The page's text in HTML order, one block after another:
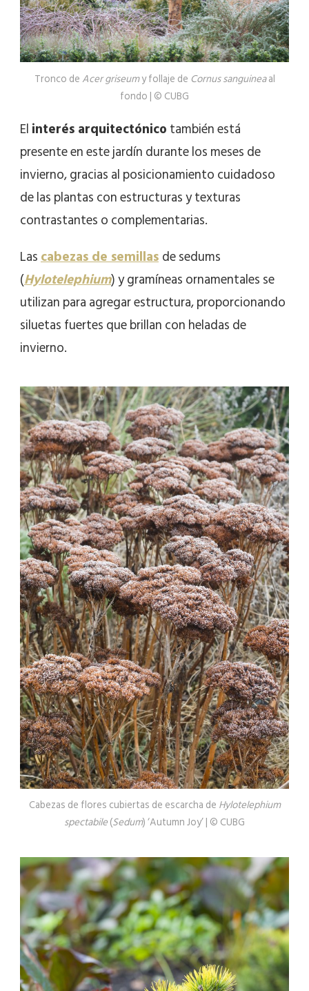
Tronco de Acer griseumy follaje de Cornus sanguineaal
fondo | © CUBG
Elinterés arquitectónicotambién está
presente en este jardín durante los meses de
invierno, gracias al posicionamiento cuidadoso
de las plantas con estructuras y texturas
contrastantes o complementarias.
Lascabezas de semillasde sedums
(Hylotelephium) y gramíneas ornamentales se
utilizan para agregar estructura, proporcionando
siluetas fuertes que brillan con heladas de
invierno.
Cabezas de flores cubiertas de escarcha de Hylotelephium
spectabile(Sedum) ‘Autumn Joy’ | © CUBG